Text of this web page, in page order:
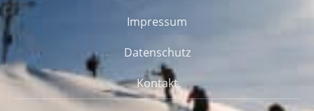
Impressum
Datenschutz
Kontakt